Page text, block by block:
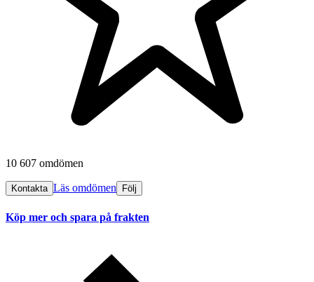
10 607 omdömen
Kontakta Läs omdömen Följ
Köp mer och spara på frakten